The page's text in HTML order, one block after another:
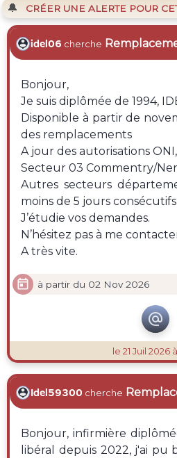
🔔 CRÉER UNE ALERTE POUR
idel06 cherche
Bonjour,
Je suis diplômée de 1994,
Disponible à partir de
des remplacements
A jour des autorisations
Secteur 03 Commentry/
Autres secteurs
moins de 5 jours
J’étudie vos demandes.
N’hésitez pas à me
A très vite.
 à partir du 02 Nov 2026

le 21 Juil 2026 à
Idel59300 cherche
Bonjour, infirmière
libéral depuis 2022, j'ai pu